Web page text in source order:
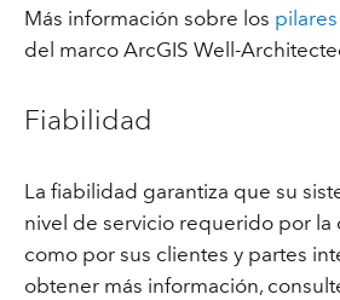
Más información sobre los
del marco ArcGIS Well-
Fiabilidad
La fiabilidad garantiza que su
nivel de servicio requerido por la
como por sus clientes y partes
obtener más información,